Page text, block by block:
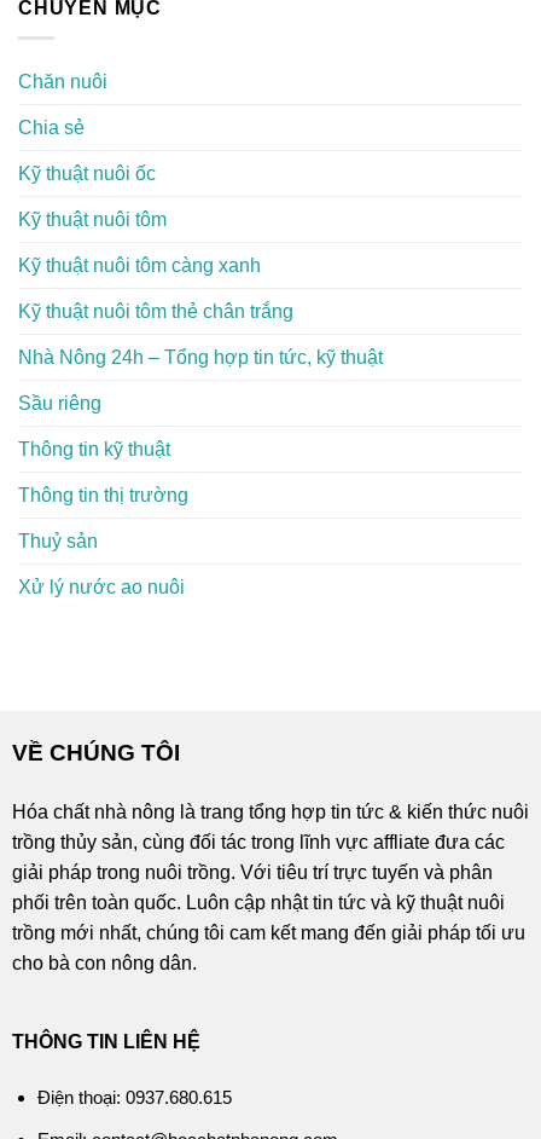
CHUYÊN MỤC
Chăn nuôi
Chia sẻ
Kỹ thuật nuôi ốc
Kỹ thuật nuôi tôm
Kỹ thuật nuôi tôm càng xanh
Kỹ thuật nuôi tôm thẻ chân trắng
Nhà Nông 24h – Tổng hợp tin tức, kỹ thuật
Sầu riêng
Thông tin kỹ thuật
Thông tin thị trường
Thuỷ sản
Xử lý nước ao nuôi
VỀ CHÚNG TÔI
Hóa chất nhà nông là trang tổng hợp tin tức & kiến thức nuôi
trồng thủy sản, cùng đối tác trong lĩnh vực affliate đưa các
giải pháp trong nuôi trồng. Với tiêu trí trực tuyến và phân
phối trên toàn quốc. Luôn cập nhật tin tức và kỹ thuật nuôi
trồng mới nhất, chúng tôi cam kết mang đến giải pháp tối ưu
cho bà con nông dân.
THÔNG TIN LIÊN HỆ
Điện thoại: 0937.680.615